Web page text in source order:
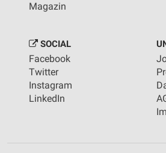
Magazin
SOCIAL
Facebook
Twitter
Instagram
LinkedIn